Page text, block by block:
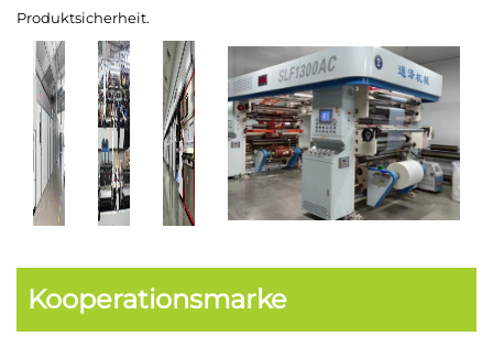
Produktsicherheit.
Kooperationsmarke